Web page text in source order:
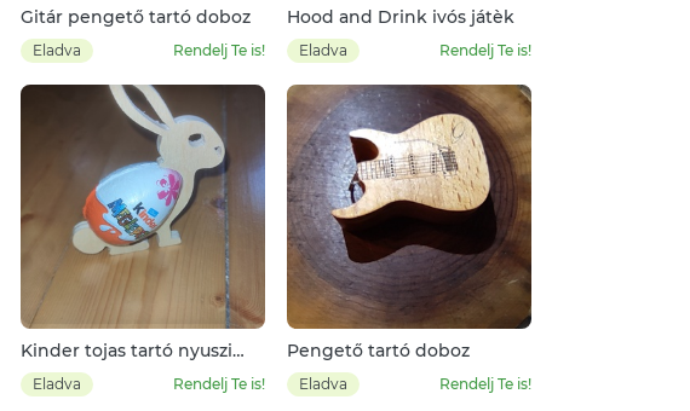
Gitár pengető tartó doboz
Eladva Rendelj Te is!
Hood and Drink ivós játèk
Eladva Rendelj Te is!
Kinder tojas tartó nyuszi
husvètra
Eladva Rendelj Te is!
Pengető tartó doboz
Eladva Rendelj Te is!